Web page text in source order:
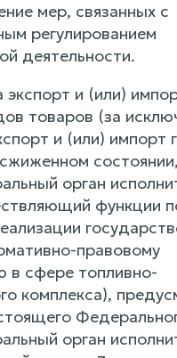
мер, связанных с
регулированием
деятельности.
экспорт и (или)
товаров (за
и (или) импорт
орган
функции
правовому
в сфере топливно-
комплекса),
орган